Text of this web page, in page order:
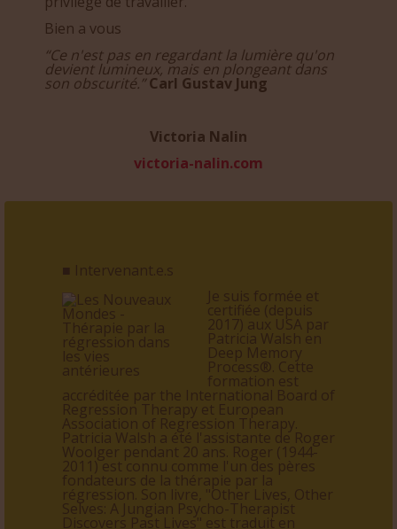
Bien a vous
“Ce n'est pas en regardant la lumière qu'on
devient lumineux, mais en plongeant dans
son obscurité.” Carl Gustav Jung
Victoria Nalin
victoria-nalin.com
■ Intervenant.e.s
Je suis formée et
certifiée (depuis
2017) aux USA par
Patricia Walsh en
Deep Memory
Process®. Cette
formation est
accréditée par the International Board of
Regression Therapy et European
Association of Regression Therapy.
Patricia Walsh a été l'assistante de Roger
Woolger pendant 20 ans. Roger (1944-
2011) est connu comme l'un des pères
fondateurs de la thérapie par la
régression. Son livre, "Other Lives, Other
Selves: A Jungian Psycho-Therapist
Discovers Past Lives" est traduit en